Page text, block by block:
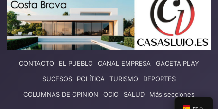
CONTACTO EL PUEBLO CANAL EMPRESA
GACETA PLAY
SUCESOS
POLÍTICA TURISMO
DEPORTES
COLUMNAS DE OPINIÓN
OCIO SALUD Más secciones